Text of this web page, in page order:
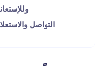
التواصل